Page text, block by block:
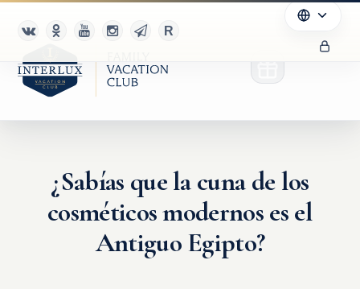
¿Sabías que la cuna de los
cosméticos modernos es el
Antiguo Egipto?